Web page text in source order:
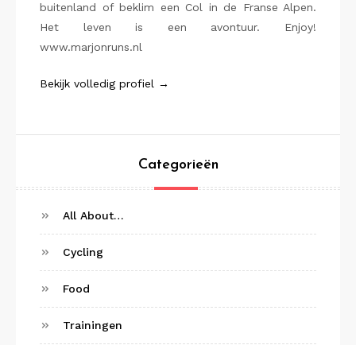
buitenland of beklim een Col in de Franse Alpen.
Het leven is een avontuur. Enjoy!
www.marjonruns.nl
Bekijk volledig profiel →
Categorieën
All About…
Cycling
Food
Trainingen